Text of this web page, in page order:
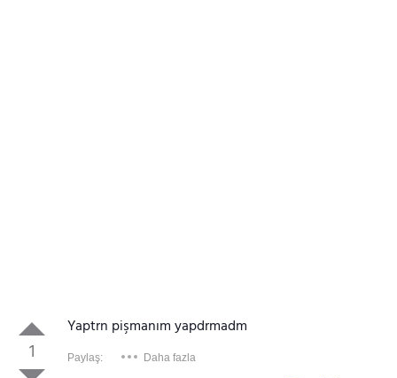
1
Yaptrn pişmanım yapdrmadm
Paylaş: Daha fazla